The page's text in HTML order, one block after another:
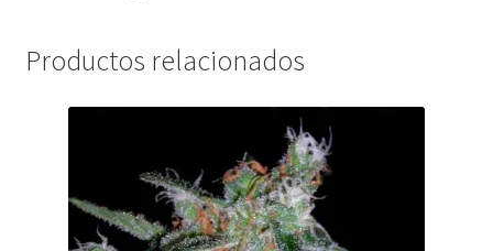
Productos relacionados